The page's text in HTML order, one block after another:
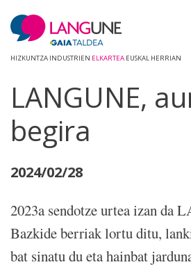
HIZKUNTZA INDUSTRIEN ELKARTEA EUSKAL HERRIAN
LANGUNE,
begira
2024/02/28
2023a sendotze urtea izan da
Bazkide berriak lortu ditu,
bat sinatu du eta hainbat